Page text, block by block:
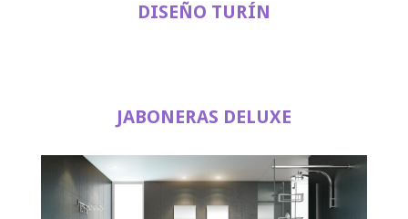
DISEÑO TURÍN
JABONERAS DELUXE